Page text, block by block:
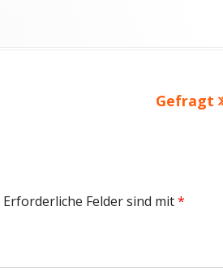
Nächster
Gefragt
Erforderliche Felder sind mit*